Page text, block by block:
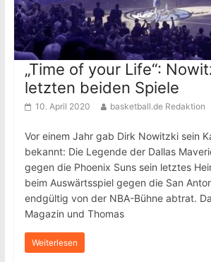
„Time of your Life“:
letzten beiden Spiele
10. April 2020 basketball.de Redaktion
Vor einem Jahr gab Dirk Nowitzki sein
bekannt: Die Legende der Dallas
gegen die Phoenix Suns sein letztes
beim Auswärtsspiel gegen die San
endgültig von der NBA-Bühne abtrat.
Magazin und Thomas
Weiterlesen